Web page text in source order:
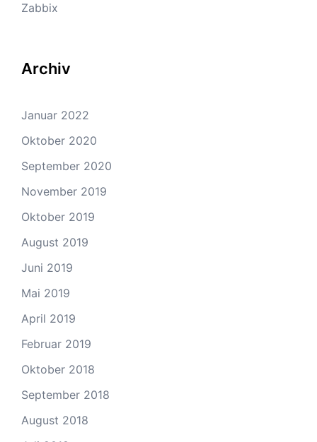
Zabbix
Archiv
Januar 2022
Oktober 2020
September 2020
November 2019
Oktober 2019
August 2019
Juni 2019
Mai 2019
April 2019
Februar 2019
Oktober 2018
September 2018
August 2018